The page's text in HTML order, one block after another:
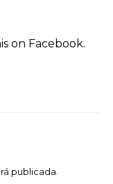
on Facebook.
publicada.